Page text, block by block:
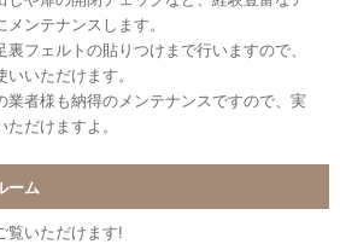
ンテナンスします。
フェルトの貼りつけまで行いますので、
いただけます。
業者様も納得のメンテナンスですので、実
だけますよ。
ーム
覧いただけます!